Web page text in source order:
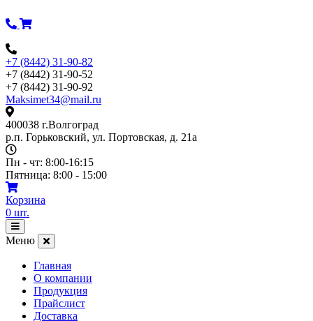
к
+7 (8442) 31-90-82
+7 (8442) 31-90-52
+7 (8442) 31-90-92
Maksimet34@mail.ru
400038 г.Волгоград
р.п. Горьковский, ул. Портовская, д. 21а
Пн - чт: 8:00-16:15
Пятница: 8:00 - 15:00
Корзина
0 шт.
Открыть
меню
Меню
Главная
О компании
Продукция
Прайслист
Доставка